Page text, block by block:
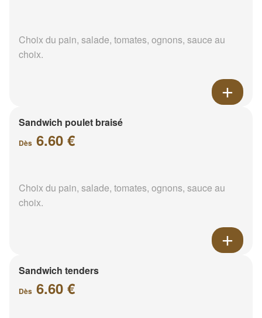
Choix du pain, salade, tomates, ognons, sauce au
choix.
Sandwich poulet braisé
Dès 6.60 €
Choix du pain, salade, tomates, ognons, sauce au
choix.
Sandwich tenders
Dès 6.60 €